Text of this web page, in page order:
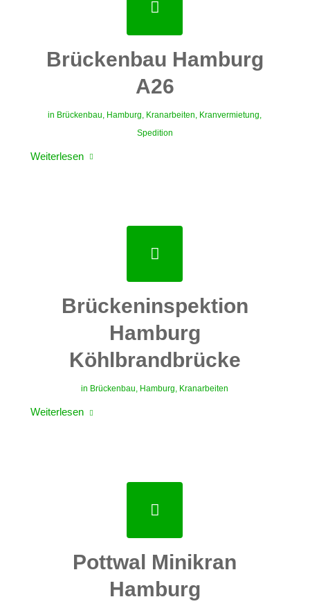
Brückenbau Hamburg
A26
in Brückenbau Hamburg Kranarbeiten Kranvermietung
Spedition
Weiterlesen
Brückeninspektion
Hamburg
Köhlbrandbrücke
in Brückenbau, Hamburg, Kranarbeiten
Weiterlesen
Pottwal Minikran
Hamburg